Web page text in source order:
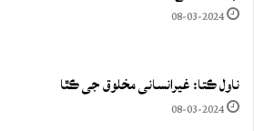
08-03-2024
ناول ڪتا: غيرانساني مخلوق جي ڪٿا
08-03-2024